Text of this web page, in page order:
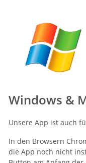
Windows &
Unsere App ist auch
In den Browsern
die App noch nicht